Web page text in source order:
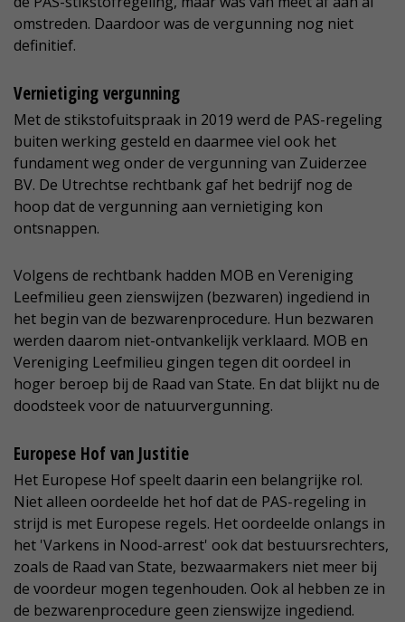
omstreden. Daardoor was de vergunning nog niet
definitief.
Vernietiging vergunning
Met de stikstofuitspraak in 2019 werd de PAS-regeling
buiten werking gesteld en daarmee viel ook het
fundament weg onder de vergunning van Zuiderzee
BV. De Utrechtse rechtbank gaf het bedrijf nog de
hoop dat de vergunning aan vernietiging kon
ontsnappen.
Volgens de rechtbank hadden MOB en Vereniging
Leefmilieu geen zienswijzen (bezwaren) ingediend in
het begin van de bezwarenprocedure. Hun bezwaren
werden daarom niet-ontvankelijk verklaard. MOB en
Vereniging Leefmilieu gingen tegen dit oordeel in
hoger beroep bij de Raad van State. En dat blijkt nu de
doodsteek voor de natuurvergunning.
Europese Hof van Justitie
Het Europese Hof speelt daarin een belangrijke rol.
Niet alleen oordeelde het hof dat de PAS-regeling in
strijd is met Europese regels. Het oordeelde onlangs in
het 'Varkens in Nood-arrest' ook dat bestuursrechters,
zoals de Raad van State, bezwaarmakers niet meer bij
de voordeur mogen tegenhouden. Ook al hebben ze in
de bezwarenprocedure geen zienswijze ingediend.